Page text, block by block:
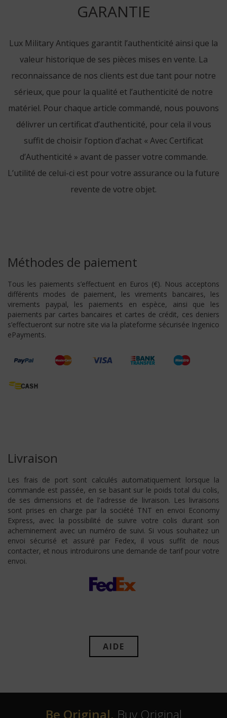
GARANTIE
Lux Military Antiques garantit l’authenticité ainsi que la
valeur historique de ses pièces mises en vente. La
reconnaissance de nos clients est due tant pour notre
sérieux, que pour la qualité et l’authenticité de notre
matériel. Pour chaque article commandé, nous pouvons
délivrer un certificat d’authenticité, pour cela il vous
suffit de choisir l’option d’achat « Avec Certificat
d’Authenticité » avant de passer votre commande.
L’utilité de celui-ci est pour votre assurance ou la future
revente de votre objet.
Méthodes de paiement
Tous les paiements s’effectuent en Euros (€). Nous acceptons
différents modes de paiement, les virements bancaires, les
virements paypal, les paiements en espèce, ainsi que les
paiements par cartes bancaires et cartes de crédit, ces deniers
s’effectueront sur notre site via la plateforme sécurisée Ingenico
ePayments.
Livraison
Les frais de port sont calculés automatiquement lorsque la
commande est passée, en se basant sur le poids total du colis,
de ses dimensions et de l'adresse de livraison. Les livraisons
sont prises en charge par la société TNT en envoi Economy
Express, avec la possibilité de suivre votre colis durant son
acheminement avec un numéro de suivi. Si vous souhaitez un
envoi sécurisé et assuré par Fedex, il vous suffit de nous
contacter, et nous introduirons une demande de tarif pour votre
envoi.
AIDE
Be Original, Buy Original